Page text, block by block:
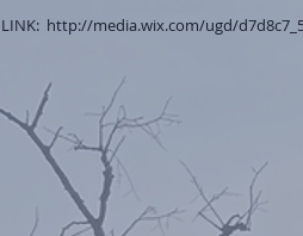
LINK:  http://media.wix.com/ugd/